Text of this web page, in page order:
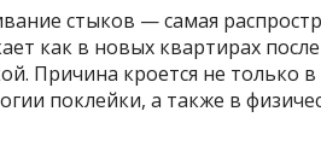
стыков — самая
как в новых квартирах
Причина кроется не только
поклейки, а также в